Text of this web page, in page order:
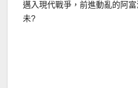
邁入現代戰爭，前進動亂的阿
未?